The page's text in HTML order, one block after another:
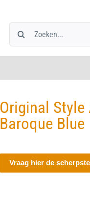
Zoeken
naar:
Original
Baroque Blue
Vraag hier de